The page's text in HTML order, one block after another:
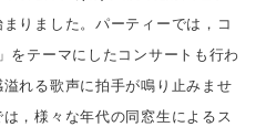
りました。パーティーでは，コ
をテーマにしたコンサートも行わ
れる歌声に拍手が鳴り止みませ
，様々な年代の同窓生によるス